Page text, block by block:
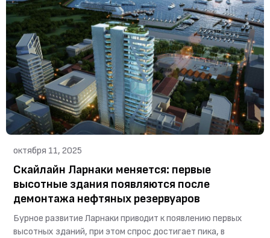
октября 11, 2025
Скайлайн Ларнаки меняется: первые
высотные здания появляются после
демонтажа нефтяных резервуаров
Бурное развитие Ларнаки приводит к появлению первых
высотных зданий, при этом спрос достигает пика, в